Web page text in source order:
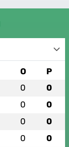
O P
0 0
0 0
0 0
0 0